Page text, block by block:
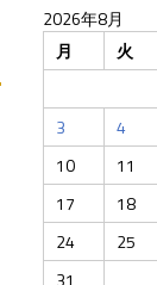
2026年8月
月
火
3
4
10
11
17
18
24
25